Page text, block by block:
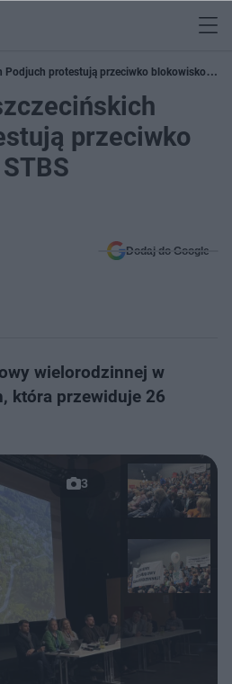
Podjuch protestują przeciwko blokowiskom
przeciwko
Dodaj do Google
wielorodzinnej w
która przewiduje 26
3